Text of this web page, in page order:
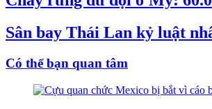
Sân bay Thái Lan kỷ luật
Có thể bạn quan tâm